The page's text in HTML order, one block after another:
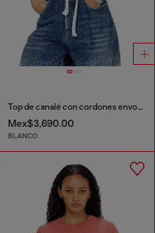
Top de canalé con cordones envolventes
Mex$3,690.00
BLANCO